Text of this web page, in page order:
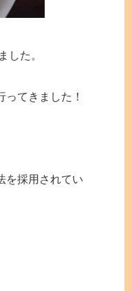
した。
てきました！
を採用されてい